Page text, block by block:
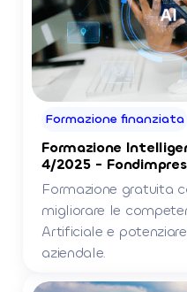
Formazione finanziata
Formazione
4/2025 -
Formazione gratuita
migliorare le
Artificiale e
aziendale.